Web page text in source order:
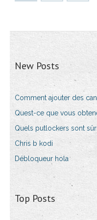
New Posts
Comment ajouter des
Quest-ce que vous
Quels putlockers sont
Chris b kodi
Débloqueur hola
Top Posts